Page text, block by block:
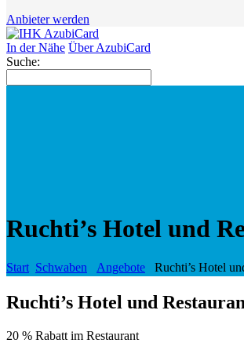
Anbieter werden
In der Nähe Über AzubiCard
Suche:
Ruchti’s Hotel und
Start Schwaben Angebote Ruchti’s Hotel
Ruchti’s Hotel und
20 % Rabatt im Restaurant